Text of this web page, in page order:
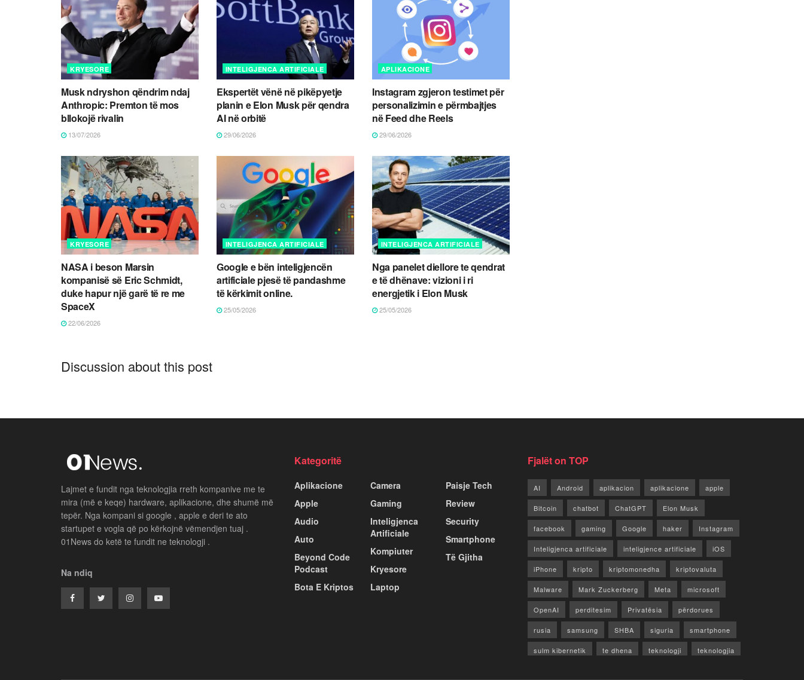
KRYESORE
Musk ndryshon qëndrim ndaj
Anthropic: Premton të mos
bllokojë rivalin
13/07/2026
INTELIGJENCA ARTIFICIALE
Ekspertët vënë në pikëpyetje
planin e Elon Musk për qendra
AI në orbitë
29/06/2026
APLIKACIONE
Instagram zgjeron testimet për
personalizimin e përmbajtjes
në Feed dhe Reels
29/06/2026
KRYESORE
NASA i beson Marsin
kompanisë së Eric Schmidt,
duke hapur një garë të re me
SpaceX
22/06/2026
INTELIGJENCA ARTIFICIALE
Google e bën inteligjencën
artificiale pjesë të pandashme
të kërkimit online.
25/05/2026
INTELIGJENCA ARTIFICIALE
Nga panelet diellore te qendrat
e të dhënave: vizioni i ri
energjetik i Elon Musk
25/05/2026
Discussion about this post
Lajmet e fundit nga teknologjia rreth kompanive me te
mira (më e keqe) hardware, aplikacione, dhe shumë më
tepër. Nga kompani si google , apple e deri te ato
startupet e vogla që po kërkojnë vëmendjen tuaj .
01News do ketë te fundit ne teknologji .
Na ndiq
Kategoritë
Aplikacione
Apple
Audio
Auto
Beyond Code
Podcast
Bota E Kriptos
Camera
Gaming
Inteligjenca
Artificiale
Kompiuter
Kryesore
Laptop
Paisje Tech
Review
Security
Smartphone
Të Gjitha
Fjalët on TOP
AI Android aplikacion aplikacione apple
Bitcoin chatbot ChatGPT Elon Musk
facebook gaming Google haker Instagram
Inteligjenca artificiale inteligjence artificiale iOS
iPhone kripto kriptomonedha kriptovaluta
Malware Mark Zuckerberg Meta microsoft
OpenAI perditesim Privatësia përdorues
rusia samsung SHBA siguria smartphone
sulm kibernetik te dhena teknologji teknologjia